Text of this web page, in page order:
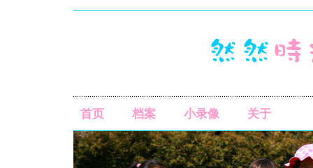
首页 档案 小录像 关于